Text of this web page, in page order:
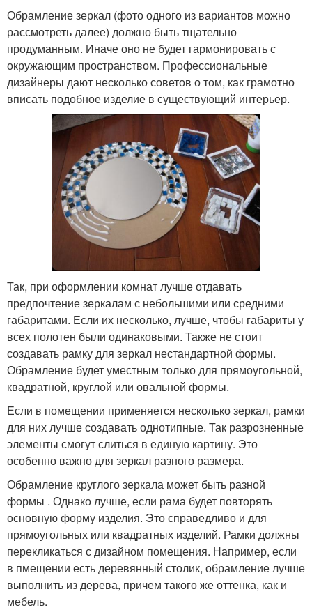
Обрамление зеркал (фото одного из вариантов можно
рассмотреть далее) должно быть тщательно
продуманным. Иначе оно не будет гармонировать с
окружающим пространством. Профессиональные
дизайнеры дают несколько советов о том, как грамотно
вписать подобное изделие в существующий интерьер.
Так, при оформлении комнат лучше отдавать
предпочтение зеркалам с небольшими или средними
габаритами. Если их несколько, лучше, чтобы габариты у
всех полотен были одинаковыми. Также не стоит
создавать рамку для зеркал нестандартной формы.
Обрамление будет уместным только для прямоугольной,
квадратной, круглой или овальной формы.
Если в помещении применяется несколько зеркал, рамки
для них лучше создавать однотипные. Так разрозненные
элементы смогут слиться в единую картину. Это
особенно важно для зеркал разного размера.
Обрамление круглого зеркала может быть разной
формы . Однако лучше, если рама будет повторять
основную форму изделия. Это справедливо и для
прямоугольных или квадратных изделий. Рамки должны
перекликаться с дизайном помещения. Например, если
в пмещении есть деревянный столик, обрамление лучше
выполнить из дерева, причем такого же оттенка, как и
мебель.